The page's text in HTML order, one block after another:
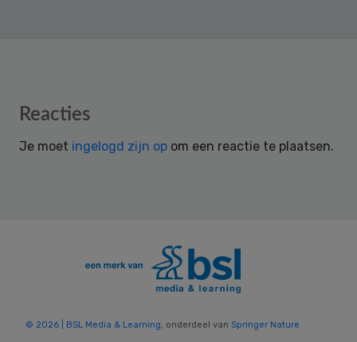
Reader
Reacties
Je moet ingelogd zijn op om een reactie te plaatsen.
© 2026 | BSL Media & Learning , onderdeel van Springer Nature